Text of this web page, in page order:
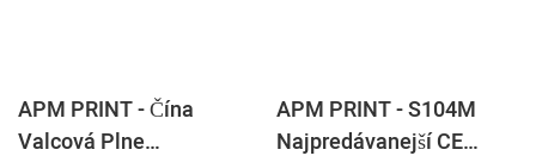
APM PRINT - Čína
Valcová Plne
APM PRINT - S104M
Najpredávanejší CE